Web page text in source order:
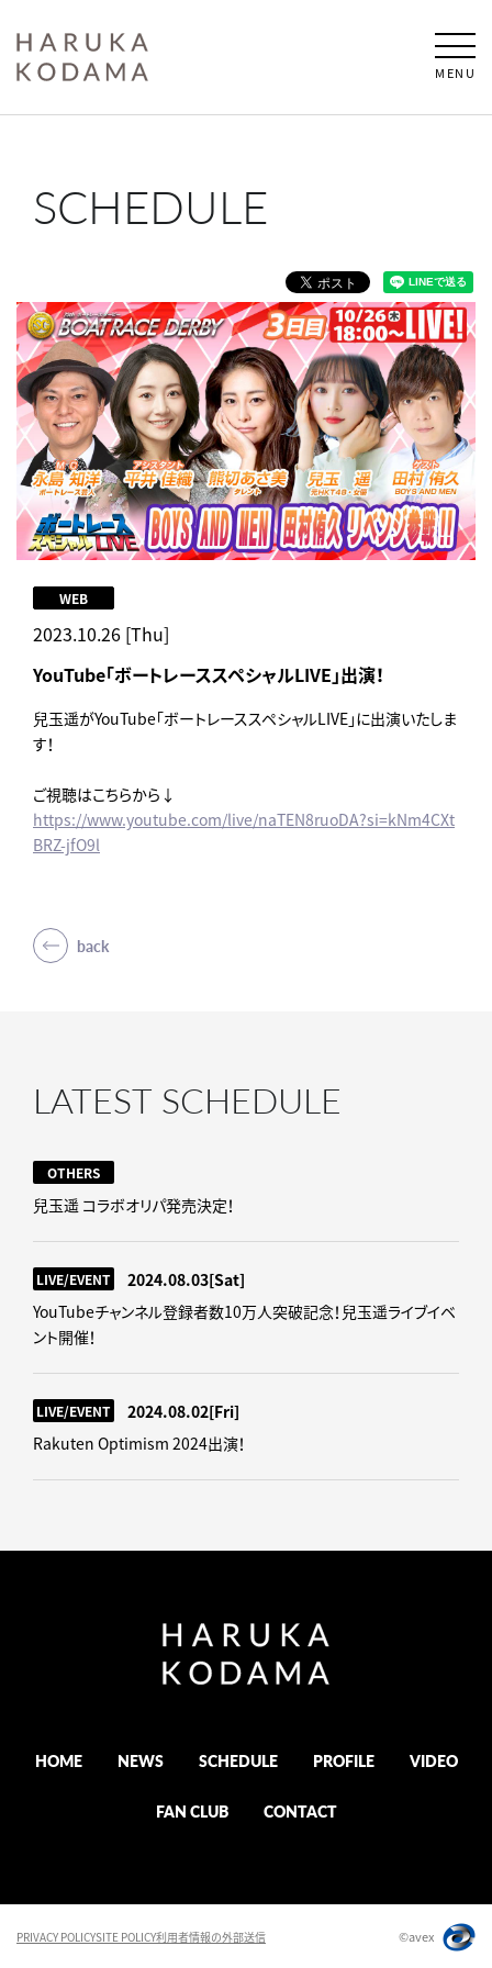
MENU
SCHEDULE
2023.10.26 [Thu]
WEB
YouTube「ボートレーススペシャルLIVE」出演！
兒玉遥がYouTube「ボートレーススペシャルLIVE」に出演いたしま
す！
ご視聴はこちらから↓
https://www.youtube.com/live/naTEN8ruoDA?si=kNm4CXt
BRZ-jfO9l
back
LATEST SCHEDULE
OTHERS
兒玉遥 コラボオリパ発売決定！
LIVE/EVENT 2024.08.03[Sat]
YouTubeチャンネル登録者数10万人突破記念！兒玉遥ライブイベ
ント開催！
LIVE/EVENT 2024.08.02[Fri]
Rakuten Optimism 2024出演！
HOME NEWS SCHEDULE PROFILE VIDEO
FAN CLUB CONTACT
PRIVACY POLICYSITE POLICY利用者情報の外部送信 ©avex